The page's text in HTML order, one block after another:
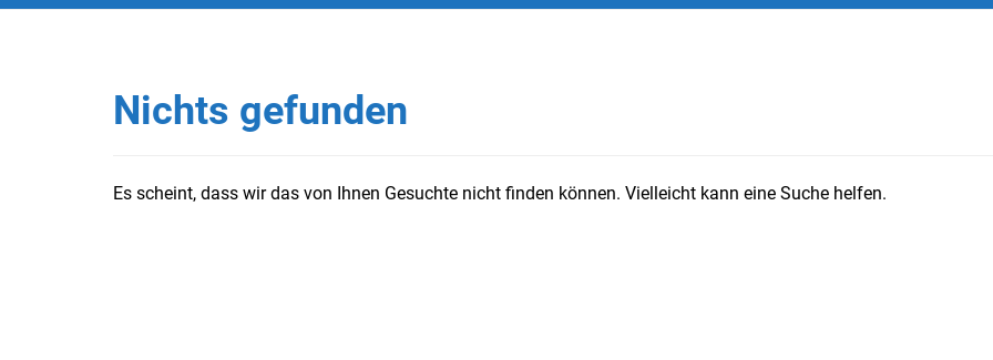
Nichts gefunden
Es scheint, dass wir das von Ihnen Gesuchte nicht finden können. Vielleicht kann eine Suche helfen.